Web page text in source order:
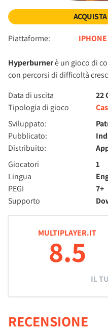
ACQUISTA
Piattaforme: IPHONE
Hyperburnerè un gioco di
con percorsi di difficoltà
Data di uscita
22
Tipologia di gioco
Sviluppato:
Pubblicato:
Distribuito:
Giocatori
1
Lingua
PEGI
7+
Supporto
MULTIPLAYER.IT
8.5
IL
RECENSIONE